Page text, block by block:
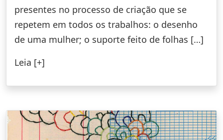
presentes no processo de criação que se
repetem em todos os trabalhos: o desenho
de uma mulher; o suporte feito de folhas […]
Leia [+]